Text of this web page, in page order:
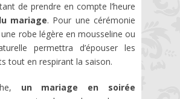
de prendre en compte l’heure
mariage. Pour une cérémonie
robe légère en mousseline ou
permettra d’épouser les
tout en respirant la saison.
un mariage en soirée